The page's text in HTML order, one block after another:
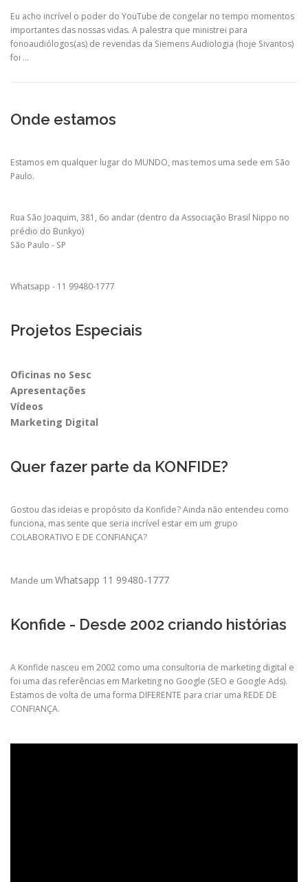
Eu acho incrível o poder do YouTube de congelar no tempo momentos
importantes das nossas vidas. A palestra que ministrei para
fonoaudiólogos(as) de revendas da Siemens Audiologia (hoje Sivantos)
foi …
Onde estamos
Estamos em qualquer lugar do MUNDO, mas temos uma sede em São
Paulo.
Rua São Joaquim, 381, 6o andar (dentro da Associação Brasil Nippo no
prédio do Bunkyo)
São Paulo - SP
Whatsapp - 11 99480-1777
Projetos Especiais
Oficinas no Sesc
Apresentações
Vídeos
Marketing Digital
Quer fazer parte da KONFIDE?
Gostou das ideias e propósito da Konfide? Ainda não entendeu como
funciona, mas sente que seria incrível estar em um grupo
COLABORATIVO E DE CONFIANÇA?
Mande um Whatsapp 11 99480-1777
Konfide - Desde 2002 criando histórias
A Konfide nasceu em 2002 como uma consultoria de marketing digital e
foi uma das referências em Marketing no Google (SEO e Google Ads).
Estamos de volta de uma forma DIFERENTE para criar uma REDE DE
CONFIANÇA.